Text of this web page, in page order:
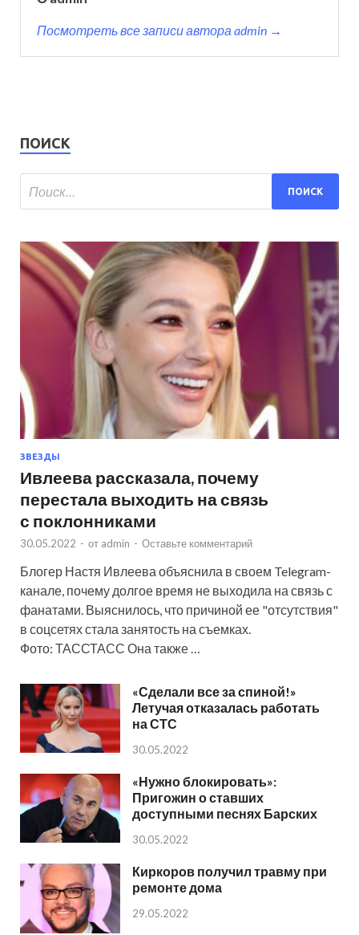
Посмотреть все записи автора admin →
ПОИСК
ЗВЕЗДЫ
Ивлеева рассказала, почему
перестала выходить на связь
с поклонниками
30.05.2022 - от admin - Оставьте комментарий
Блогер Настя Ивлеева объяснила в своем Telegram-
канале, почему долгое время не выходила на связь с
фанатами. Выяснилось, что причиной ее "отсутствия"
в соцсетях стала занятость на съемках.
Фото: ТАССТАСС Она также …
«Сделали все за спиной!»
Летучая отказалась работать
на СТС
30.05.2022
«Нужно блокировать»:
Пригожин о ставших
доступными песнях Барских
30.05.2022
Киркоров получил травму при
ремонте дома
29.05.2022